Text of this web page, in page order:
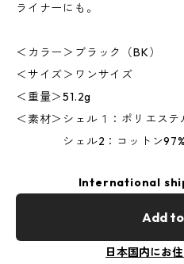
ライナーにも。
＜カラー＞ブラック（BK）
＜サイズ＞ワンサイズ
＜重量＞51.2g
＜素材＞シェル１：ポリエス
シェル2：コットン97%
International
Add
日本国内にお